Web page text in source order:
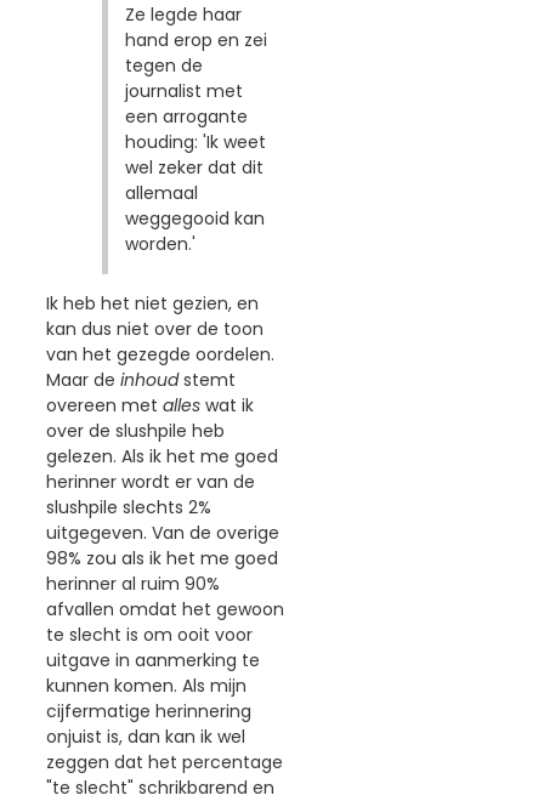
Ze legde haar
hand erop en zei
tegen de
journalist met
een arrogante
houding: 'Ik weet
wel zeker dat dit
allemaal
weggegooid kan
worden.'
Ik heb het niet gezien, en
kan dus niet over de toon
van het gezegde oordelen.
Maar de inhoudstemt
overeen met alles wat ik
over de slushpile heb
gelezen. Als ik het me goed
herinner wordt er van de
slushpile slechts 2%
uitgegeven. Van de overige
98% zou als ik het me goed
herinner al ruim 90%
afvallen omdat het gewoon
te slecht is om ooit voor
uitgave in aanmerking te
kunnen komen. Als mijn
cijfermatige herinnering
onjuist is, dan kan ik wel
zeggen dat het percentage
"te slecht" schrikbarend en